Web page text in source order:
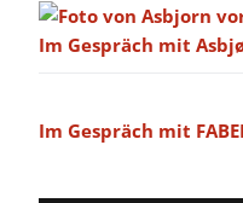
Im Gespräch mit
Im Gespräch mit